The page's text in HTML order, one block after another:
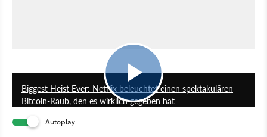
Biggest Heist Ever: Netflix beleuchtet einen spektakulären
Bitcoin-Raub, den es wirklich gegeben hat
Autoplay